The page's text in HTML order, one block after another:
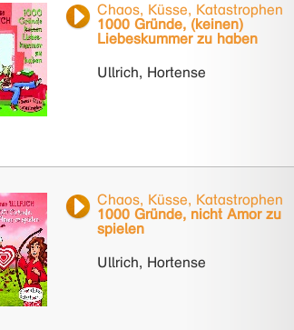
Chaos, Küsse, Katastrophen
1000 Gründe, (keinen)
Liebeskummer zu haben
Ullrich, Hortense
Chaos, Küsse, Katastrophen
1000 Gründe, nicht Amor zu
spielen
Ullrich, Hortense